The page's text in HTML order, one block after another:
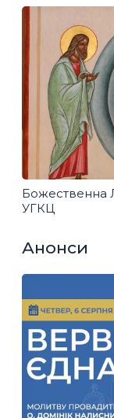
Божественна
УГКЦ
Анонси